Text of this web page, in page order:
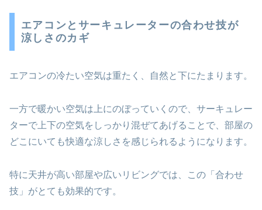
エアコンとサーキュレーターの合わせ技が
涼しさのカギ
エアコンの冷たい空気は重たく、自然と下にたまります。
一方で暖かい空気は上にのぼっていくので、サーキュレー
ターで上下の空気をしっかり混ぜてあげることで、部屋の
どこにいても快適な涼しさを感じられるようになります。
特に天井が高い部屋や広いリビングでは、この「合わせ
技」がとても効果的です。